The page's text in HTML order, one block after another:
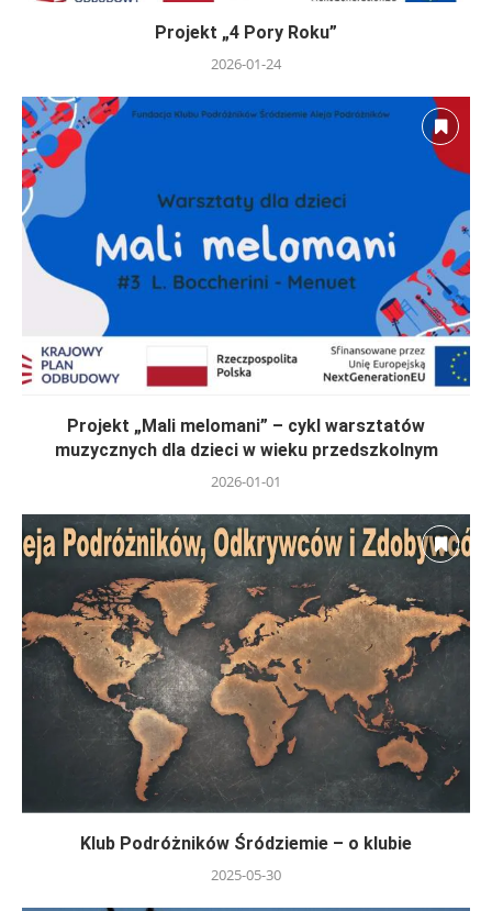
Projekt „4 Pory Roku”
2026-01-24
Projekt „Mali melomani” – cykl warsztatów
muzycznych dla dzieci w wieku przedszkolnym
2026-01-01
Klub Podróżników Śródziemie – o klubie
2025-05-30